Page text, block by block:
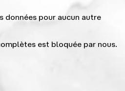
données pour aucun autre
est bloquée par nous.